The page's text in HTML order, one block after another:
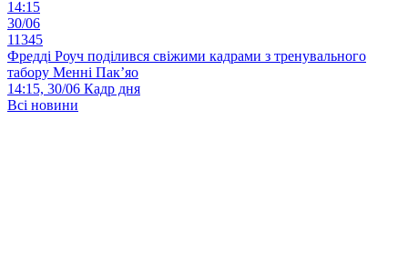
14:15
30/06
11345
Фредді Роуч поділився свіжими кадрами з тренувального
табору Менні Пак’яо
14:15, 30/06 Кадр дня
Всі новини